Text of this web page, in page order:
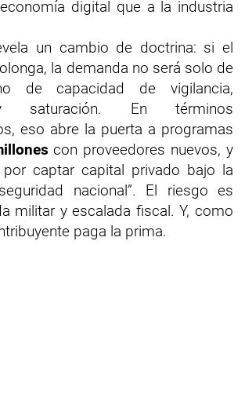
digital que a la industria
un cambio de doctrina: si el
la demanda no será solo de
de capacidad de vigilancia,
saturación. En términos
eso abre la puerta a programas
con proveedores nuevos, y
captar capital privado bajo la
nacional”. El riesgo es
militar y escalada fiscal. Y, como
paga la prima.